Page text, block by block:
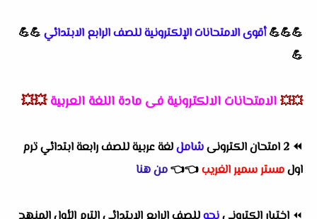
💪💪💪أقوى الامتحانات الإلكترونية للصف الرابع الابتدائي 💪💪
💪
💥💥 الامتحانات الالكترونية فى مادة اللغة العربية 💥💥
⏪ 2 امتحان الكترونى شامللغة عربية للصف رابعة ابتدائي ترم
اولمستر سمير الغريب👈
👈من هنا